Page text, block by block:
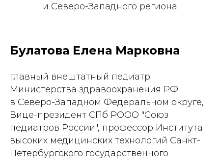
и Северо-Западного региона
Булатова Елена Марковна
главный внештатный педиатр
Министерства здравоохранения РФ
в Северо-Западном Федеральном округе,
Вице-президент СПб РООО "Союз
педиатров России", профессор Института
высоких медицинских технологий Санкт-
Петербургского государственного